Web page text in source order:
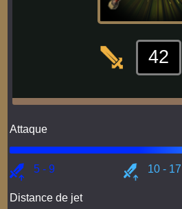
42
Attaque
5 - 9 10 - 17
Distance de jet